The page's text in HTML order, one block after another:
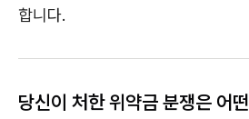
합니다.
당신이 처한 위약금 분쟁은 어